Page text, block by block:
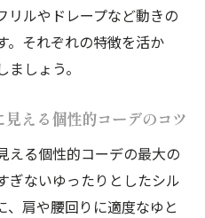
リルやドレープなど動きの
。それぞれの特徴を活か
しょう。
える個性的コーデのコツ
える個性的コーデの最大の
ぎないゆったりとしたシル
、肩や腰回りに適度なゆと